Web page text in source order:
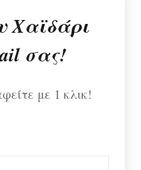
Χαϊδάρι
σας!
με 1 κλικ!